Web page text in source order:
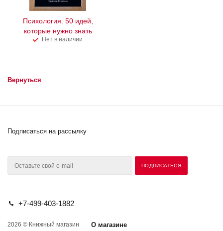
Психология. 50 идей,
которые нужно знать
Нет в наличии
Вернуться
Подписаться на рассылку
+7-499-403-1882
2026 © Книжный магазин
О магазине